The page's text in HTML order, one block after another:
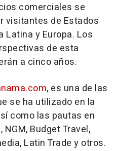
comerciales se
visitantes de Estados
Latina y Europa. Los
de esta
a cinco años.
, es una de las
se ha utilizado en la
como las pautas en
NGM, Budget Travel,
Latin Trade y otros.